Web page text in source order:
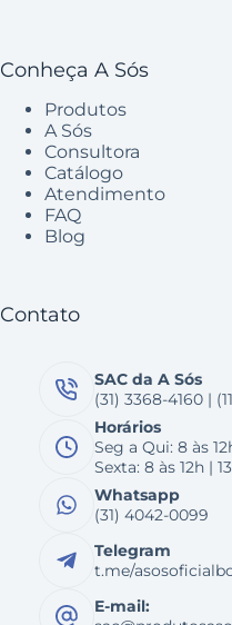
Conheça A Sós
Produtos
A Sós
Consultora
Catálogo
Atendimento
FAQ
Blog
Contato
SAC da A Sós
(31) 3368-4160 |
Horários
Seg a Qui: 8 às
Sexta: 8 às 12h |
Whatsapp
(31) 4042-0099
Telegram
t.me/
E-mail: